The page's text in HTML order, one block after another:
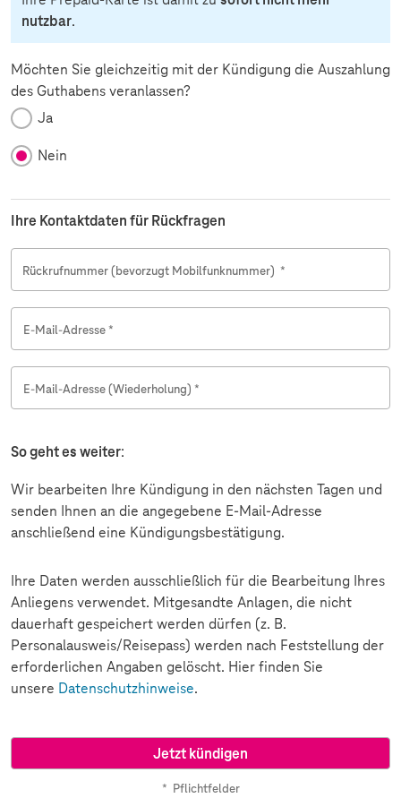
nutzbar.
Möchten Sie gleichzeitig mit der Kündigung die Auszahlung
des Guthabens veranlassen?
Ja
Nein
Ihre Kontaktdaten für Rückfragen
Rückrufnummer (bevorzugt Mobilfunknummer) *
E-Mail-Adresse*
E-Mail-Adresse (Wiederholung) *
So geht es weiter:
Wir bearbeiten Ihre Kündigung in den nächsten Tagen und
senden Ihnen an die angegebene E-Mail-Adresse
anschließend eine Kündigungsbestätigung.
Ihre Daten werden ausschließlich für die Bearbeitung Ihres
Anliegens verwendet. Mitgesandte Anlagen, die nicht
dauerhaft gespeichert werden dürfen (z. B.
Personalausweis/Reisepass) werden nach Feststellung der
erforderlichen Angaben gelöscht. Hier finden Sie
unsere Datenschutzhinweise.
* Pflichtfelder